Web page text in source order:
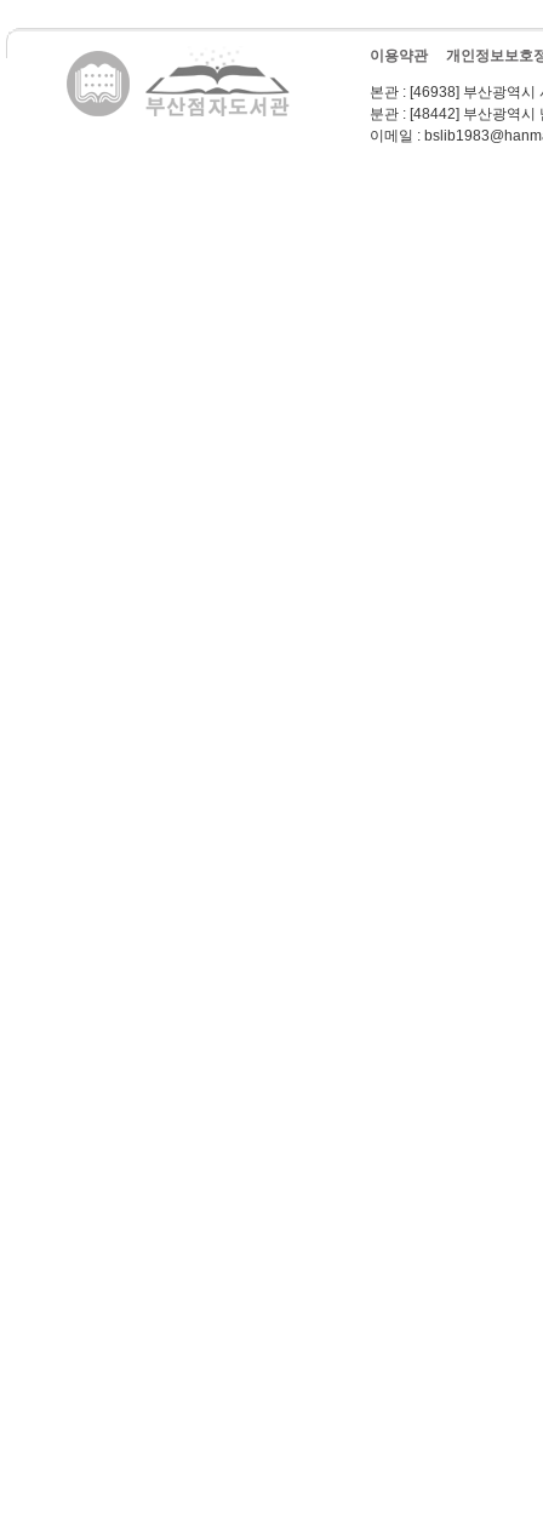
이용약관 개인정보보호
본관 : [46938] 부산광역
분관 : [48442] 부산광역
이메일 :